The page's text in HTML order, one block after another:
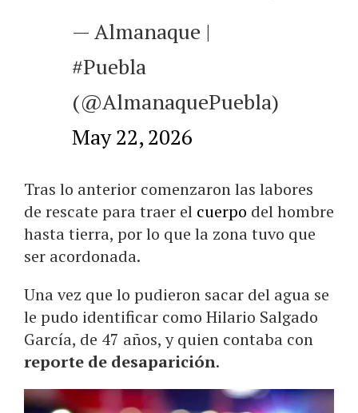
— Almanaque |
#Puebla
(@AlmanaquePuebla)
May 22, 2026
Tras lo anterior comenzaron las labores
de rescate para traer el cuerpo del hombre
hasta tierra, por lo que la zona tuvo que
ser acordonada.
Una vez que lo pudieron sacar del agua se
le pudo identificar como Hilario Salgado
García, de 47 años, y quien contaba con
reporte de desaparición.